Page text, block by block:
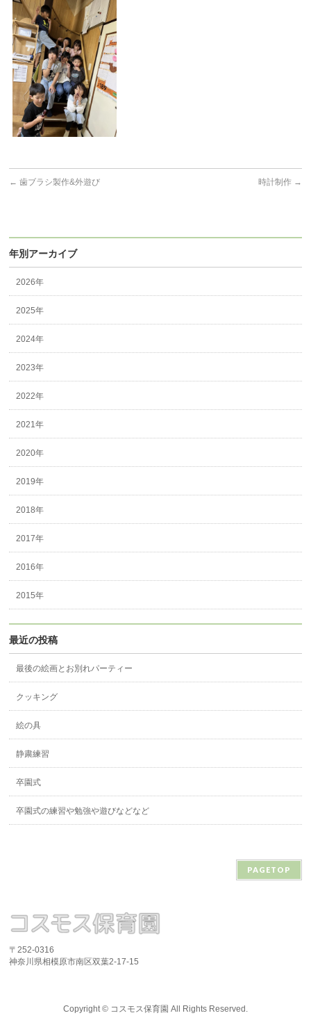
← 歯ブラシ製作&外遊び 時計制作 →
年別アーカイブ
2026年
2025年
2024年
2023年
2022年
2021年
2020年
2019年
2018年
2017年
2016年
2015年
最近の投稿
最後の絵画とお別れパーティー
クッキング
絵の具
静粛練習
卒園式
卒園式の練習や勉強や遊びなどなど
PAGETOP
〒252-0316
神奈川県相模原市南区双葉2-17-15
Copyright © コスモス保育園 All Rights Reserved.